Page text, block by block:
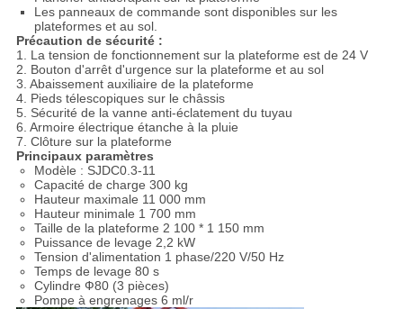
Les panneaux de commande sont disponibles sur les
plateformes et au sol.
Précaution de sécurité :
1. La tension de fonctionnement sur la plateforme est de 24 V
2. Bouton d'arrêt d'urgence sur la plateforme et au sol
3. Abaissement auxiliaire de la plateforme
4. Pieds télescopiques sur le châssis
5. Sécurité de la vanne anti-éclatement du tuyau
6. Armoire électrique étanche à la pluie
7. Clôture sur la plateforme
Principaux paramètres
Modèle : SJDC0.3-11
Capacité de charge 300 kg
Hauteur maximale 11 000 mm
Hauteur minimale 1 700 mm
Taille de la plateforme 2 100 * 1 150 mm
Puissance de levage 2,2 kW
Tension d'alimentation 1 phase/220 V/50 Hz
Temps de levage 80 s
Cylindre Ф80 (3 pièces)
Pompe à engrenages 6 ml/r